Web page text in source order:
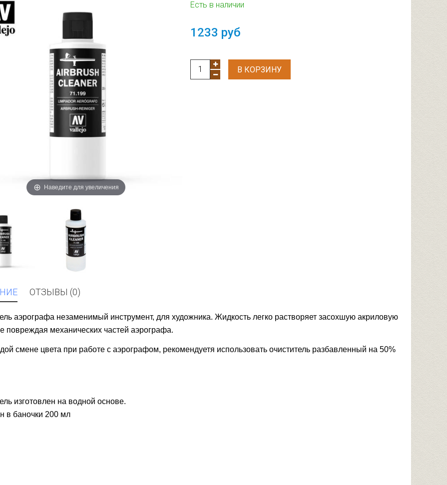
Наведите для увеличения
Есть в наличии
1233 руб
В КОРЗИНУ
ОТЗЫВЫ (0)
аэрографа незаменимый инструмент, для художника. Жидкость легко растворяет засохшую акриловую
повреждая механических частей аэрографа.
смене цвета при работе с аэрографом, рекомендуетя использовать очиститель разбавленный на 50%
изготовлен на водной основе.
в баночки 200 мл